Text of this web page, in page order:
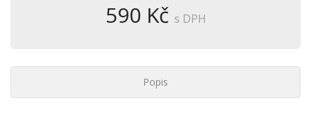
590 Kč s DPH
Popis